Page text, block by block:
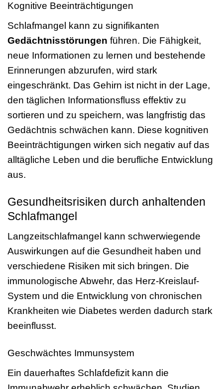
Kognitive Beeinträchtigungen
Schlafmangel kann zu signifikanten
Gedächtnisstörungen führen. Die Fähigkeit,
neue Informationen zu lernen und bestehende
Erinnerungen abzurufen, wird stark
eingeschränkt. Das Gehirn ist nicht in der Lage,
den täglichen Informationsfluss effektiv zu
sortieren und zu speichern, was langfristig das
Gedächtnis schwächen kann. Diese kognitiven
Beeinträchtigungen wirken sich negativ auf das
alltägliche Leben und die berufliche Entwicklung
aus.
Gesundheitsrisiken durch anhaltenden
Schlafmangel
Langzeitschlafmangel kann schwerwiegende
Auswirkungen auf die Gesundheit haben und
verschiedene Risiken mit sich bringen. Die
immunologische Abwehr, das Herz-Kreislauf-
System und die Entwicklung von chronischen
Krankheiten wie Diabetes werden dadurch stark
beeinflusst.
Geschwächtes Immunsystem
Ein dauerhaftes Schlafdefizit kann die